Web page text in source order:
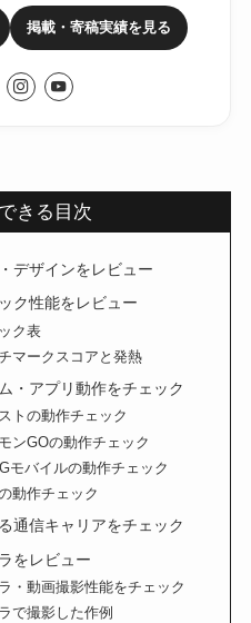
掲載・寄稿実績を見る
きる目次
デザインをレビュー
ク性能をレビュー
ク表
マークスコアと発熱
・アプリ動作をチェック
トの動作チェック
ンGOの動作チェック
モバイルの動作チェック
動作チェック
通信キャリアをチェック
をレビュー
・動画撮影性能をチェック
で撮影した作例